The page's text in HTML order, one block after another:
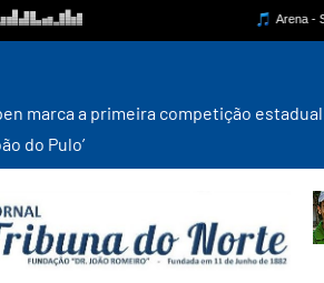
marca a primeira competição estadual
do Pulo’